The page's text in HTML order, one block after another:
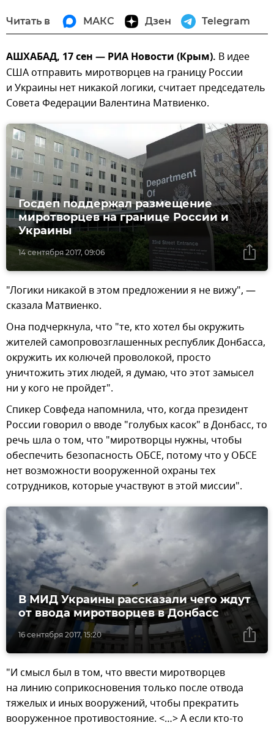
Читать в МАКС Дзен Telegram
АШХАБАД, 17 сен — РИА Новости (Крым). В идее
США отправить миротворцев на границу России
и Украины нет никакой логики, считает председатель
Совета Федерации Валентина Матвиенко.
14 сентября 2017, 09:06
Госдеп поддержал размещение
миротворцев на границе России и
Украины
"Логики никакой в этом предложении я не вижу", —
сказала Матвиенко.
Она подчеркнула, что "те, кто хотел бы окружить
жителей самопровозглашенных республик Донбасса,
окружить их колючей проволокой, просто
уничтожить этих людей, я думаю, что этот замысел
ни у кого не пройдет".
Спикер Совфеда напомнила, что, когда президент
России говорил о вводе "голубых касок" в Донбасс, то
речь шла о том, что "миротворцы нужны, чтобы
обеспечить безопасность ОБСЕ, потому что у ОБСЕ
нет возможности вооруженной охраны тех
сотрудников, которые участвуют в этой миссии".
16 сентября 2017, 15:20
В МИД Украины рассказали чего ждут
от ввода миротворцев в Донбасс
"И смысл был в том, что ввести миротворцев
на линию соприкосновения только после отвода
тяжелых и иных вооружений, чтобы прекратить
вооруженное противостояние. <…> А если кто-то